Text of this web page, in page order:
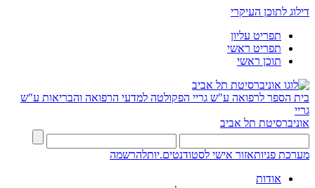
דילוג לתוכן העיקרי
תפריט עליון
תפריט ראשי
תוכן ראשי
בית הספר לרפואה ע"ש גריי הפקולטה למדעי הרפואה והבריאות ע"ש
גריי
אוניברסיטת תל אביב
מערכת פניותאזור אישי לסטודנטים.יותלהרשמה
אודות